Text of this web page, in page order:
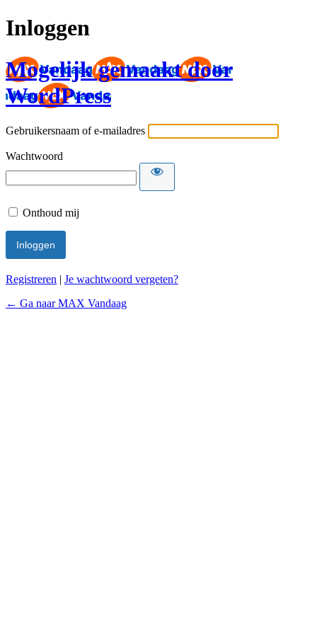
Inloggen
Mogelijk gemaakt door
WordPress
Gebruikersnaam of e-mailadres
Wachtwoord
Onthoud mij
Registreren | Je wachtwoord vergeten?
← Ga naar MAX Vandaag